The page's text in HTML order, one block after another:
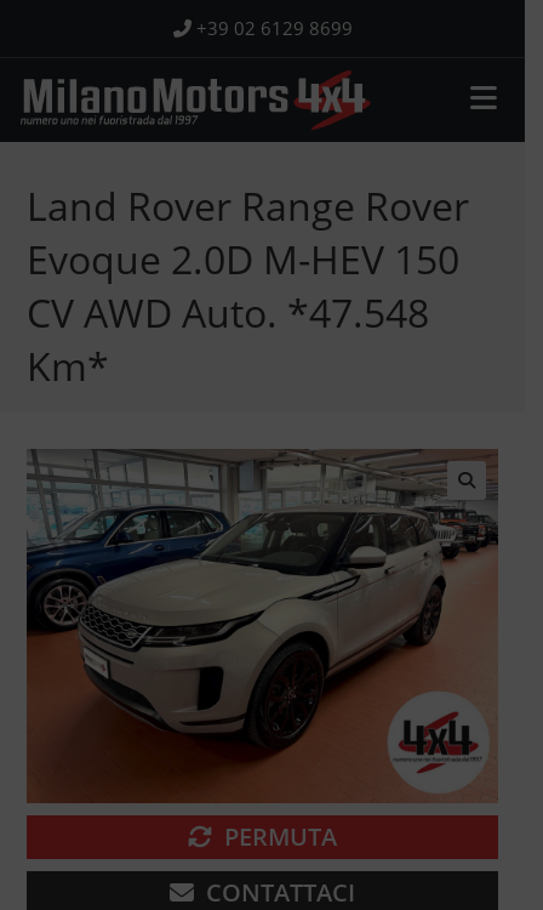
contenuto
+39 02 6129 8699
Land Rover Range Rover
Evoque 2.0D M-HEV 150
CV AWD Auto. *47.548
Km*
🔍
PERMUTA
CONTATTACI